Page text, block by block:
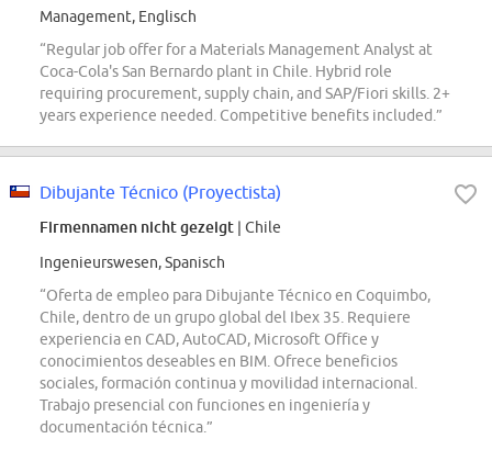
Management, Englisch
“Regular job offer for a Materials Management Analyst at
Coca-Cola's San Bernardo plant in Chile. Hybrid role
requiring procurement, supply chain, and SAP/Fiori skills. 2+
years experience needed. Competitive benefits included.”
Dibujante Técnico (Proyectista)
Firmennamen nicht gezeigt | Chile
Ingenieurswesen, Spanisch
“Oferta de empleo para Dibujante Técnico en Coquimbo,
Chile, dentro de un grupo global del Ibex 35. Requiere
experiencia en CAD, AutoCAD, Microsoft Office y
conocimientos deseables en BIM. Ofrece beneficios
sociales, formación continua y movilidad internacional.
Trabajo presencial con funciones en ingeniería y
documentación técnica.”